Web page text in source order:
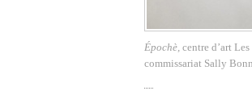
Épochè, centre d’art
commissariat Sally